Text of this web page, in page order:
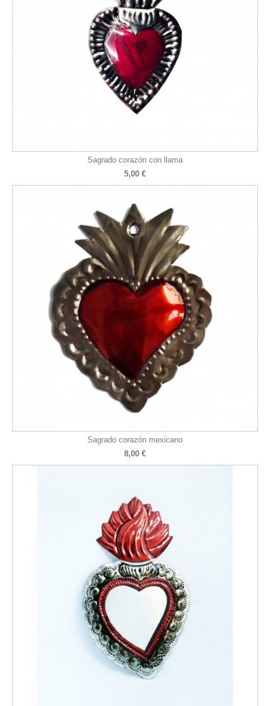
Sagrado corazón con llama
5,00 €
Sagrado corazón mexicano
8,00 €